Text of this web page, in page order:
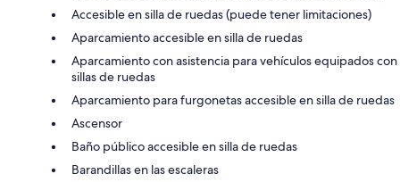
Accesible en silla de ruedas (puede tener limitaciones)
Aparcamiento accesible en silla de ruedas
Aparcamiento con asistencia para vehículos equipados con
sillas de ruedas
Aparcamiento para furgonetas accesible en silla de ruedas
Ascensor
Baño público accesible en silla de ruedas
Barandillas en las escaleras